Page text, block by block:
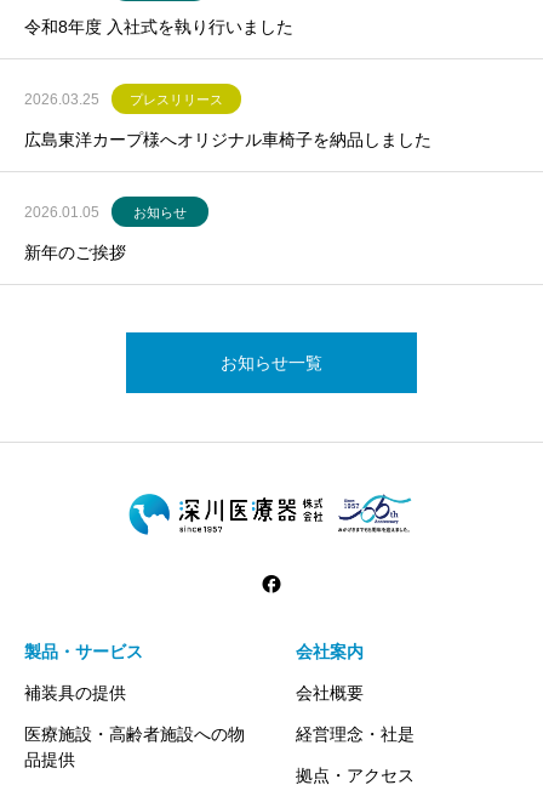
令和8年度 入社式を執り行いました
2026.03.25 プレスリリース
広島東洋カープ様へオリジナル車椅子を納品しました
2026.01.05 お知らせ
新年のご挨拶
お知らせ一覧
製品・サービス
補装具の提供
医療施設・高齢者施設への物
品提供
会社案内
会社概要
経営理念・社是
拠点・アクセス